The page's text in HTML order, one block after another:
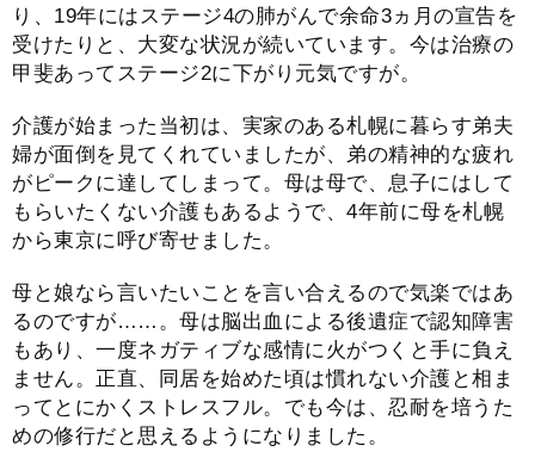
り、19年にはステージ4の肺がんで余命3ヵ月の宣告を
受けたりと、大変な状況が続いています。今は治療の
甲斐あってステージ2に下がり元気ですが。
介護が始まった当初は、実家のある札幌に暮らす弟夫
婦が面倒を見てくれていましたが、弟の精神的な疲れ
がピークに達してしまって。母は母で、息子にはして
もらいたくない介護もあるようで、4年前に母を札幌
から東京に呼び寄せました。
母と娘なら言いたいことを言い合えるので気楽ではあ
るのですが……。母は脳出血による後遺症で認知障害
もあり、一度ネガティブな感情に火がつくと手に負え
ません。正直、同居を始めた頃は慣れない介護と相ま
ってとにかくストレスフル。でも今は、忍耐を培うた
めの修行だと思えるようになりました。